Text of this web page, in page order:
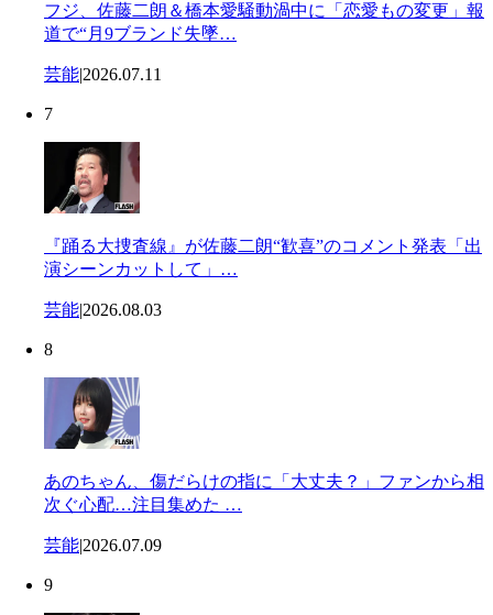
フジ、佐藤二朗＆橋本愛騒動渦中に「恋愛もの変更」報
道で“月9ブランド失墜…
芸能|2026.07.11
7
『踊る大捜査線』が佐藤二朗“歓喜”のコメント発表「出
演シーンカットして」…
芸能|2026.08.03
8
あのちゃん、傷だらけの指に「大丈夫？」ファンから相
次ぐ心配…注目集めた …
芸能|2026.07.09
9